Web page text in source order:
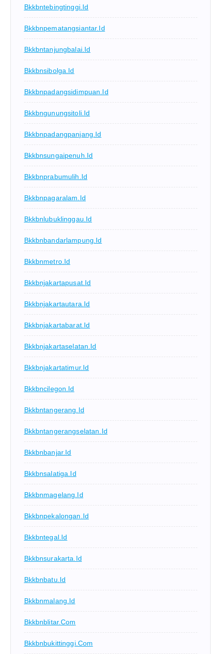
Bkkbntebingtinggi.id
Bkkbnpematangsiantar.id
Bkkbntanjungbalai.id
Bkkbnsibolga.id
Bkkbnpadangsidimpuan.id
Bkkbngunungsitoli.id
Bkkbnpadangpanjang.id
Bkkbnsungaipenuh.id
Bkkbnprabumulih.id
Bkkbnpagaralam.id
Bkkbnlubuklinggau.id
Bkkbnbandarlampung.id
Bkkbnmetro.id
Bkkbnjakartapusat.id
Bkkbnjakartautara.id
Bkkbnjakartabarat.id
Bkkbnjakartaselatan.id
Bkkbnjakartatimur.id
Bkkbncilegon.id
Bkkbntangerang.id
Bkkbntangerangselatan.id
Bkkbnbanjar.id
Bkkbnsalatiga.id
Bkkbnmagelang.id
Bkkbnpekalongan.id
Bkkbntegal.id
Bkkbnsurakarta.id
Bkkbnbatu.id
Bkkbnmalang.id
Bkkbnblitar.com
Bkkbnbukittinggi.com